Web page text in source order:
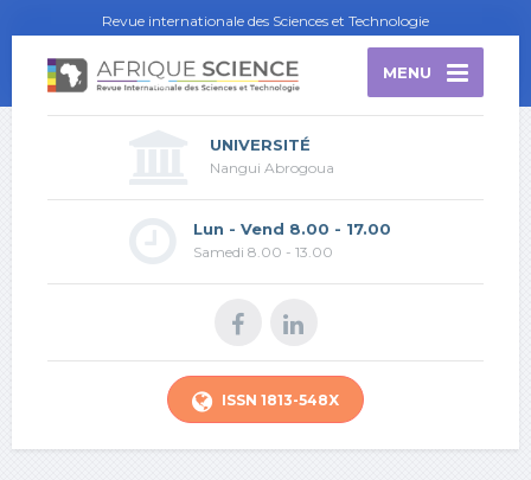
Revue internationale des Sciences et Technologie
MENU
UNIVERSITÉ
Nangui Abrogoua
Lun - Vend 8.00 - 17.00
Samedi 8.00 - 13.00
ISSN 1813-548X